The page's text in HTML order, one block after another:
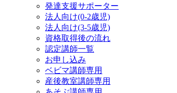
発達支援サポーター
法人向け(0-2歳児)
法人向け(3-5歳児)
資格取得後の流れ
認定講師一覧
お申し込み
ベビマ講師専用
産後教室講師専用